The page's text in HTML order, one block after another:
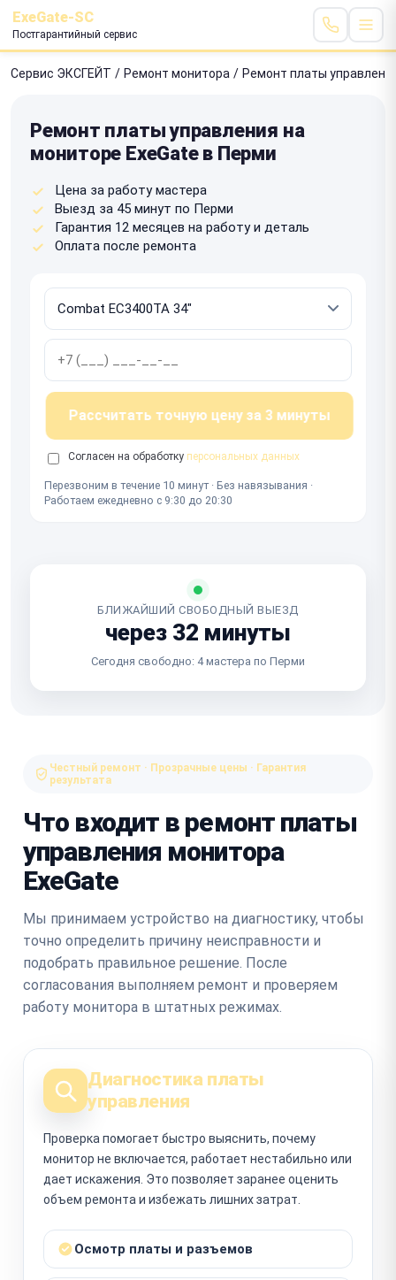
ExeGate-SC
Постгарантийный сервис
Сервис ЭКСГЕЙТ / Ремонт монитора / Ремонт платы
Ремонт платы управления на
мониторе ExeGate в Перми
Цена за работу мастера
Выезд за 45 минут по Перми
Гарантия 12 месяцев на работу и деталь
Оплата после ремонта
Рассчитать точную цену за 3 минуты
Согласен на обработку персональных данных
Перезвоним в течение 10 минут · Без навязывания ·
Работаем ежедневно с 9:30 до 20:30
БЛИЖАЙШИЙ СВОБОДНЫЙ ВЫЕЗД
через 32 минуты
Сегодня свободно: 4 мастера по Перми
Честный ремонт · Прозрачные цены · Гарантия
результата
Что входит в ремонт платы
управления монитора
ExeGate
Мы принимаем устройство на диагностику, чтобы
точно определить причину неисправности и
подобрать правильное решение. После
согласования выполняем ремонт и проверяем
работу монитора в штатных режимах.
Диагностика платы
управления
Проверка помогает быстро выяснить, почему
монитор не включается, работает нестабильно или
дает искажения. Это позволяет заранее оценить
объем ремонта и избежать лишних затрат.
Осмотр платы и разъемов